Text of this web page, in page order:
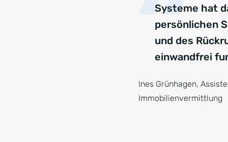
Systeme hat
persönlichen
und des
einwandfrei
Ines Grünhagen,
Immobilienvermittlung